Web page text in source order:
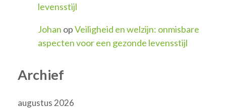
levensstijl
Johan opVeiligheid en welzijn: onmisbare
aspecten voor een gezonde levensstijl
Archief
augustus 2026